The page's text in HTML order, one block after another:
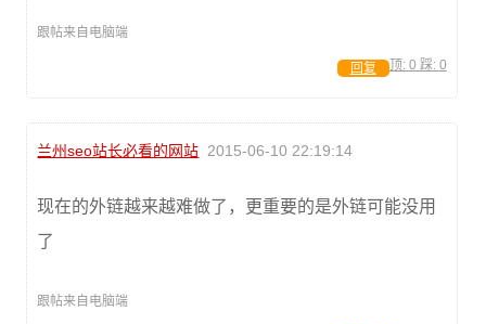
跟帖来自电脑端
顶: 0 踩: 0
回复
兰州seo站长必看的网站 2015-06-10 22:19:14
现在的外链越来越难做了，更重要的是外链可能没用
了
跟帖来自电脑端